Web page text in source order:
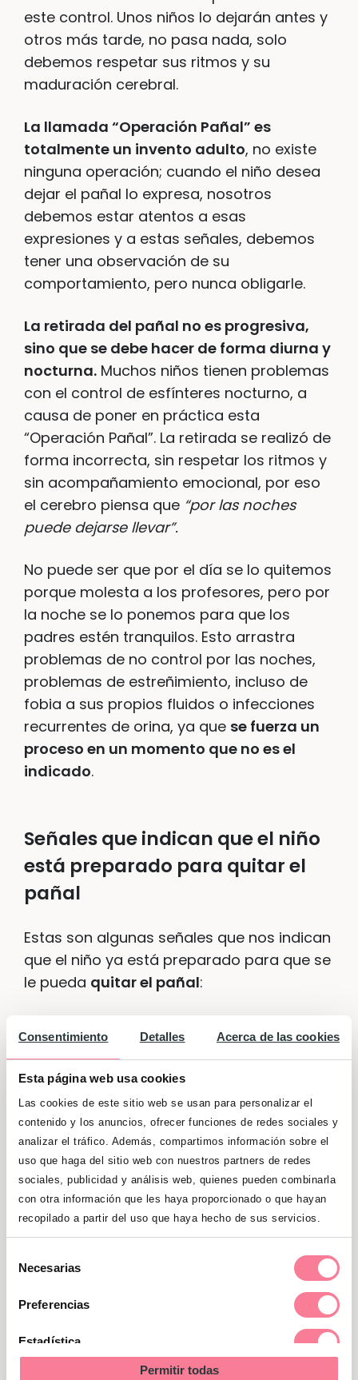
Consentimiento Detalles Acerca de las cookies
Esta página web usa cookies
Las cookies de este sitio web se usan para personalizar el
contenido y los anuncios, ofrecer funciones de redes sociales y
analizar el tráfico. Además, compartimos información sobre el
uso que haga del sitio web con nuestros partners de redes
sociales, publicidad y análisis web, quienes pueden combinarla
con otra información que les haya proporcionado o que hayan
recopilado a partir del uso que haya hecho de sus servicios.
Necesarias
Preferencias
Estadística
Permitir todas
este control. Unos niños lo dejarán antes y
otros más tarde, no pasa nada, solo
debemos respetar sus ritmos y su
maduración cerebral.
La llamada “Operación Pañal” es
totalmente un invento adulto, no existe
ninguna operación; cuando el niño desea
dejar el pañal lo expresa, nosotros
debemos estar atentos a esas
expresiones y a estas señales, debemos
tener una observación de su
comportamiento, pero nunca obligarle.
La retirada del pañal no es progresiva,
sino que se debe hacer de forma diurna y
nocturna. Muchos niños tienen problemas
con el control de esfínteres nocturno, a
causa de poner en práctica esta
“Operación Pañal”. La retirada se realizó de
forma incorrecta, sin respetar los ritmos y
sin acompañamiento emocional, por eso
el cerebro piensa que “por las noches
puede dejarse llevar”.
No puede ser que por el día se lo quitemos
porque molesta a los profesores, pero por
la noche se lo ponemos para que los
padres estén tranquilos. Esto arrastra
problemas de no control por las noches,
problemas de estreñimiento, incluso de
fobia a sus propios fluidos o infecciones
recurrentes de orina, ya que se fuerza un
proceso en un momento que no es el
indicado.
Señales que indican que el niño
está preparado para quitar el
pañal
Estas son algunas señales que nos indican
que el niño ya está preparado para que se
le pueda quitar el pañal:
Cuando indica que quiere ir al baño
El niño verbaliza que se ha hecho pis o
caca
Se resiste a los cambios de pañal
El pañal está seco durante intervalos
de dos y tres horas
Se interesa cuando otros van a baño
Cuando después de 3 días y 3 noches
sin pañal, ha tenido 3 escapes como